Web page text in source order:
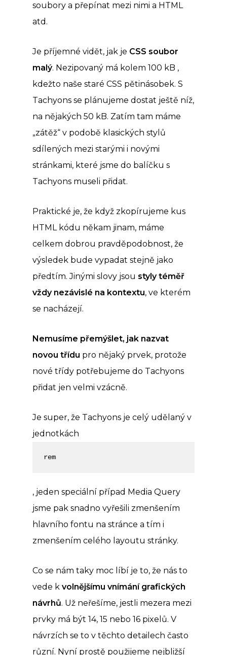
soubory a přepínat mezi nimi a HTML
atd.
Je příjemné vidět, jak je CSS soubor
malý. Nezipovaný má kolem 100 kB ,
kdežto naše staré CSS pětinásobek. S
Tachyons se plánujeme dostat ještě níž,
na nějakých 50 kB. Zatím tam máme
„zátěž“ v podobě klasických stylů
sdílených mezi starými i novými
stránkami, které jsme do balíčku s
Tachyons museli přidat.
Praktické je, že když zkopírujeme kus
HTML kódu někam jinam, máme
celkem dobrou pravděpodobnost, že
výsledek bude vypadat stejně jako
předtím. Jinými slovy jsou styly téměř
vždy nezávislé na kontextu, ve kterém
se nacházejí.
Nemusíme přemýšlet, jak nazvat
novou třídu pro nějaký prvek, protože
nové třídy potřebujeme do Tachyons
přidat jen velmi vzácně.
Je super, že Tachyons je celý udělaný v
jednotkách
rem
, jeden speciální případ Media Query
jsme pak snadno vyřešili zmenšením
hlavního fontu na stránce a tím i
zmenšením celého layoutu stránky.
Co se nám taky moc líbí je to, že nás to
vede k volnějšímu vnímání grafických
návrhů. Už neřešíme, jestli mezera mezi
prvky má být 14, 15 nebo 16 pixelů. V
návrzích se to v těchto detailech často
různí. Nyní prostě použijeme nejbližší